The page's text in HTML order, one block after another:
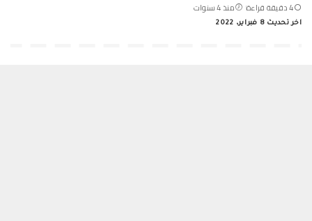
4 دقيقة قراءة منذ 4 سنوات
اخر تحديث 8 فبراير، 2022